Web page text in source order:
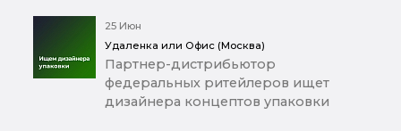
25 Июн
Удаленка или Офис (Москва)
Партнер-дистрибьютор
федеральных ритейлеров ищет
дизайнера концептов упаковки